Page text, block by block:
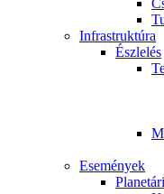
Inf­ra­struk­tú­ra
Ész­le­lés
Ese­mé­nyek